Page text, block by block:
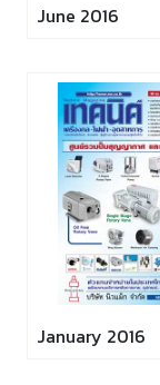
June 2016
January 2016